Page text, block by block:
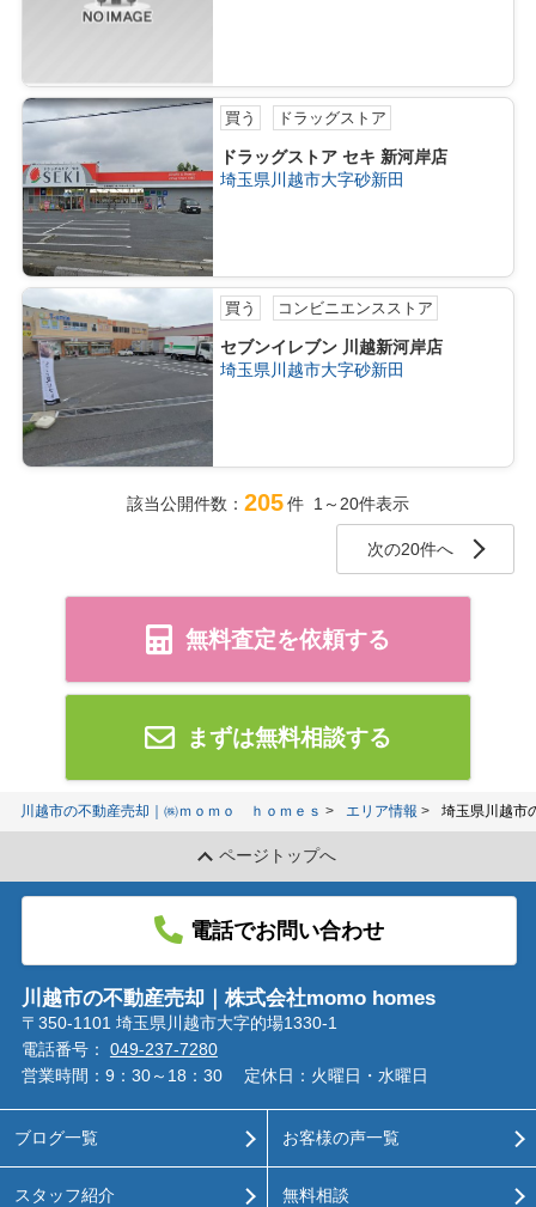
買う ドラッグストア
ドラッグストア セキ 新河岸店
埼玉県川越市大字砂新田
買う コンビニエンスストア
セブンイレブン 川越新河岸店
埼玉県川越市大字砂新田
該当公開件数： 205件 1～20件表示
次の20件へ
無料査定を依頼する
まずは無料相談する
川越市の不動産売却｜㈱ｍｏｍｏ ｈｏｍｅｓ エリア情報 埼玉県川越市
ページトップへ
電話でお問い合わせ
川越市の不動産売却｜株式会社momo homes
〒350-1101 埼玉県川越市大字的場1330-1
電話番号： 049-237-7280
営業時間：9：30～18：30
定休日：火曜日・水曜日
ブログ一覧
スタッフ紹介
お客様の声一覧
無料相談